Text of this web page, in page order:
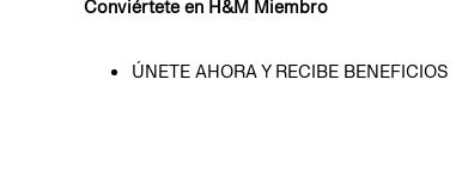
Conviértete en H&M Miembro
ÚNETE AHORA Y RECIBE BENEFICIOS